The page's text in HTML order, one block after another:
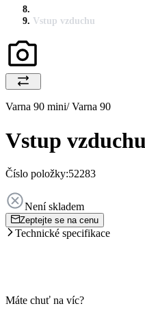
Vstup vzduchu
Varna 90 mini/ Varna 90
Vstup vzduchu
Číslo položky:52283
Není skladem
Zeptejte se na cenu
Technické specifikace
Máte chuť na víc?